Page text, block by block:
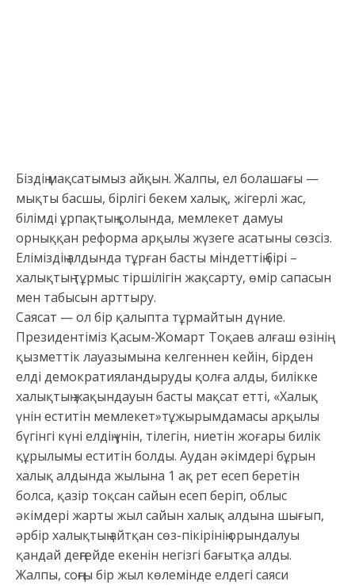
Біздің мақсатымыз айқын. Жалпы, ел болашағы —
мықты басшы, бірлігі бекем халық, жігерлі жас,
білімді ұрпақтың қолында, мемлекет дамуы
орныққан реформа арқылы жүзеге асатыны сөзсіз.
Еліміздің алдында тұрған басты міндеттің бірі –
халықтың тұрмыс тіршілігін жақсарту, өмір сапасын
мен табысын арттыру.
Саясат — ол бір қалыпта тұрмайтын дүние.
Президентіміз Қасым-Жомарт Тоқаев алғаш өзінің
қызметтік лауазымына келгеннен кейін, бірден
елді демократияландыруды қолға алды, билікке
халықтың жақындауын басты мақсат етті, «Халық
үнін еститін мемлекет»тұжырымдамасы арқылы
бүгінгі күні елдің үнін, тілегін, ниетін жоғары билік
құрылымы еститін болды. Аудан әкімдері бұрын
халық алдында жылына 1 ақ рет есеп беретін
болса, қазір тоқсан сайын есеп беріп, облыс
әкімдері жарты жыл сайын халық алдына шығып,
әрбір халықтың айтқан сөз-пікірінің орындалуы
қандай деңгейде екенін негізгі бағытқа алды.
Жалпы, соңғы бір жыл көлемінде елдегі саяси